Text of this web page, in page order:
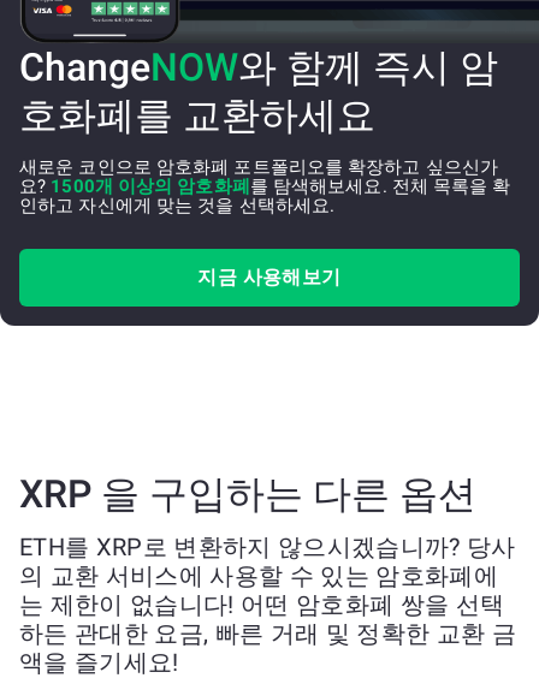
ChangeNOW와 함께 즉시 암
호화폐를 교환하세요
새로운 코인으로 암호화폐 포트폴리오를 확장하고 싶으신가
요? 1500개 이상의 암호화폐 를 탐색해보세요. 전체 목록을 확
인하고 자신에게 맞는 것을 선택하세요.
지금 사용해보기
XRP 을 구입하는 다른 옵션
ETH를 XRP로 변환하지 않으시겠습니까? 당사
의 교환 서비스에 사용할 수 있는 암호화폐에
는 제한이 없습니다! 어떤 암호화폐 쌍을 선택
하든 관대한 요금, 빠른 거래 및 정확한 교환 금
액을 즐기세요!